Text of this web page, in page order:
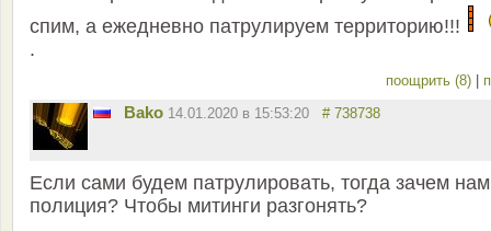
спим, а ежедневно патрулируем территорию!!!
.
поощрить (8)
Bako 14.01.2020 в 15:53:20 # 738738
Если сами будем патрулировать, тогда зачем нам
полиция? Чтобы митинги разгонять?